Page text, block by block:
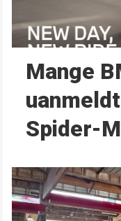
Mange
Spider-